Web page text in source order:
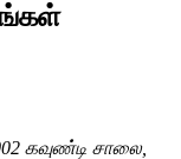
கவுண்டி சாலை,